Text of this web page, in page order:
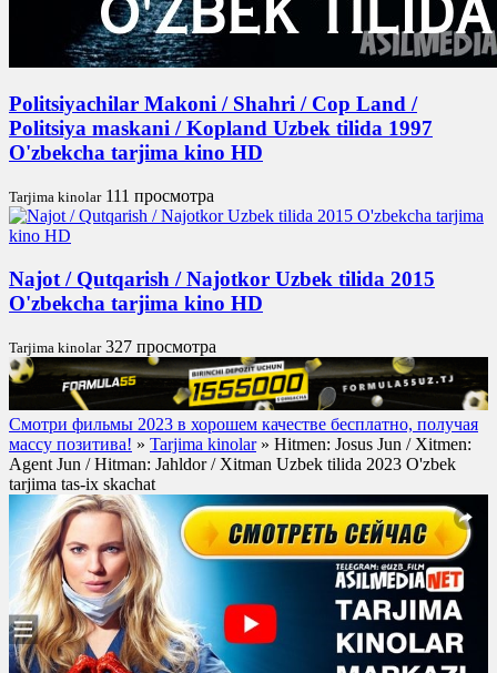
Politsiyachilar Makoni / Shahri / Cop Land /
Politsiya maskani / Kopland Uzbek tilida 1997
O'zbekcha tarjima kino HD
Tarjima kinolar 111 просмотра
Najot / Qutqarish / Najotkor Uzbek tilida 2015
O'zbekcha tarjima kino HD
Tarjima kinolar 327 просмотра
Смотри фильмы 2023 в хорошем качестве бесплатно, получая
массу позитива! » Tarjima kinolar» Hitmen: Josus Jun / Xitmen:
Agent Jun / Hitman: Jahldor / Xitman Uzbek tilida 2023 O'zbek
tarjima tas-ix skachat